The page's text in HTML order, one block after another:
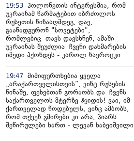
19:53 პოლონეთის ინტერესშია, რომ
უკრაინამ წარმატებით იბრძოლოს
რუსეთის წინააღმდეგ, დაე,
გაანადგურონ "სოვეტები",
რომლებიც თავს დაესხნენ, ამაში
უკრაინას შეუძლია ჩვენი დახმარების
იმედი ჰქონდეს - კაროლ ნავროცკი
19:47 მიმიფურთხებია ყველა
„არაქართველისთვის“, ვინც რუსების
წინაშე, ფეხებთან გორაობს და ჩვენს
საქართველოს მტერზე ჰყიდის! ვაი, იმ
ქართველად წოდებულს, ვინც ამბობს,
რომ თქვენ გმირები კი არა, პიარს
შეწირულები ხართ - ლევან ხაბეიშვილი